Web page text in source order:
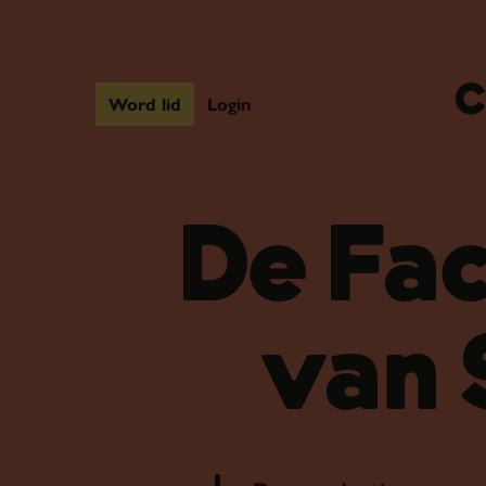
Word lid Login
De
van